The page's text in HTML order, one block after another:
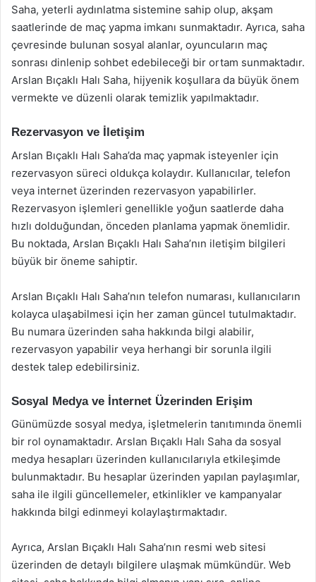
Saha, yeterli aydınlatma sistemine sahip olup, akşam
saatlerinde de maç yapma imkanı sunmaktadır. Ayrıca, saha
çevresinde bulunan sosyal alanlar, oyuncuların maç
sonrası dinlenip sohbet edebileceği bir ortam sunmaktadır.
Arslan Bıçaklı Halı Saha, hijyenik koşullara da büyük önem
vermekte ve düzenli olarak temizlik yapılmaktadır.
Rezervasyon ve İletişim
Arslan Bıçaklı Halı Saha’da maç yapmak isteyenler için
rezervasyon süreci oldukça kolaydır. Kullanıcılar, telefon
veya internet üzerinden rezervasyon yapabilirler.
Rezervasyon işlemleri genellikle yoğun saatlerde daha
hızlı dolduğundan, önceden planlama yapmak önemlidir.
Bu noktada, Arslan Bıçaklı Halı Saha’nın iletişim bilgileri
büyük bir öneme sahiptir.
Arslan Bıçaklı Halı Saha’nın telefon numarası, kullanıcıların
kolayca ulaşabilmesi için her zaman güncel tutulmaktadır.
Bu numara üzerinden saha hakkında bilgi alabilir,
rezervasyon yapabilir veya herhangi bir sorunla ilgili
destek talep edebilirsiniz.
Sosyal Medya ve İnternet Üzerinden Erişim
Günümüzde sosyal medya, işletmelerin tanıtımında önemli
bir rol oynamaktadır. Arslan Bıçaklı Halı Saha da sosyal
medya hesapları üzerinden kullanıcılarıyla etkileşimde
bulunmaktadır. Bu hesaplar üzerinden yapılan paylaşımlar,
saha ile ilgili güncellemeler, etkinlikler ve kampanyalar
hakkında bilgi edinmeyi kolaylaştırmaktadır.
Ayrıca, Arslan Bıçaklı Halı Saha’nın resmi web sitesi
üzerinden de detaylı bilgilere ulaşmak mümkündür. Web